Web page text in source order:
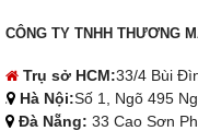
CÔNG TY TNHH THƯƠNG
Trụ sở HCM:33/4 Bùi
Hà Nội:Số 1, Ngõ 495
Đà Nẵng: 33 Cao Sơn